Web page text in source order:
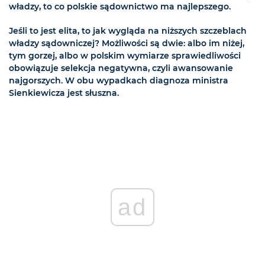
władzy, to co polskie sądownictwo ma najlepszego.
Jeśli to jest elita, to jak wygląda na niższych szczeblach
władzy sądowniczej? Możliwości są dwie: albo im niżej,
tym gorzej, albo w polskim wymiarze sprawiedliwości
obowiązuje selekcja negatywna, czyli awansowanie
najgorszych. W obu wypadkach diagnoza ministra
Sienkiewicza jest słuszna.
ad